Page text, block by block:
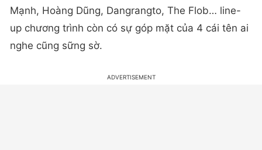
Mạnh, Hoàng Dũng, Dangrangto, The Flob… line-
up chương trình còn có sự góp mặt của 4 cái tên ai
nghe cũng sững sờ.